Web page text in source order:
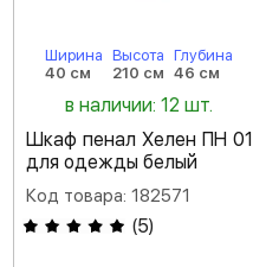
Ширина
40 см
Высота
210 см
Глубина
46 см
в наличии: 12 шт.
Шкаф пенал Хелен ПН 01
для одежды белый
Код товара: 182571
(5)